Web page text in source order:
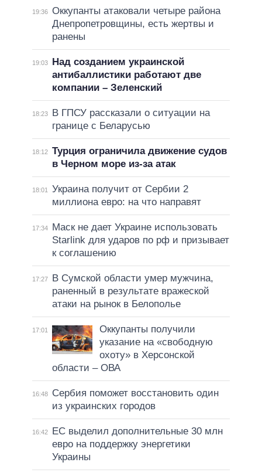
19:36 Оккупанты атаковали четыре района
Днепропетровщины, есть жертвы и
ранены
19:03
Над созданием украинской
антибаллистики работают две
компании – Зеленский
18:23
В ГПСУ рассказали о ситуации на
границе с Беларусью
18:12 Турция ограничила движение судов
в Черном море из-за атак
18:01
Украина получит от Сербии 2
миллиона евро: на что направят
17:34
Маск не дает Украине использовать
Starlink для ударов по рф и призывает
к соглашению
17:27
В Сумской области умер мужчина,
раненный в результате вражеской
атаки на рынок в Белополье
17:01
Оккупанты получили
указание на «свободную
охоту» в Херсонской
области – ОВА
16:48
Сербия поможет восстановить один
из украинских городов
16:42
ЕС выделил дополнительные 30 млн
евро на поддержку энергетики
Украины